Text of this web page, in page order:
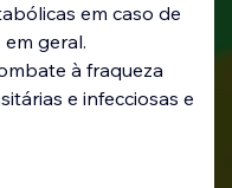
em caso de
geral.
à fraqueza
e infecciosas e